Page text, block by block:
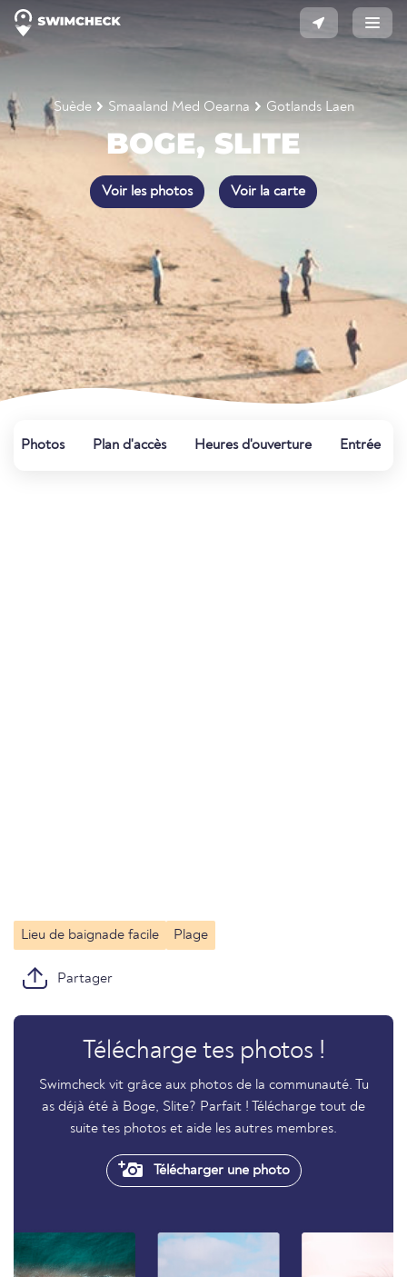
Suède Smaaland Med Oearna Gotlands Laen
BOGE, SLITE
Voir les photos Voir la carte
Photos Plan d'accès Heures d'ouverture Entrée
Lieu de baignade facile Plage
Partager
Télécharge tes photos !
Swimcheck vit grâce aux photos de la communauté. Tu
as déjà été à Boge, Slite? Parfait ! Télécharge tout de
suite tes photos et aide les autres membres.
Télécharger une photo